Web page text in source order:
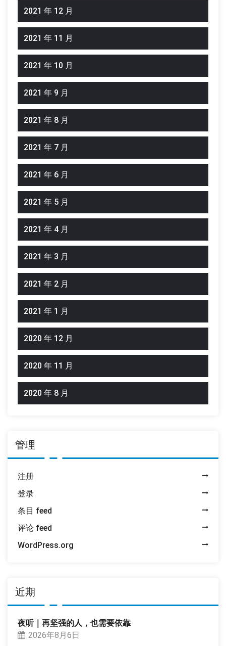
2021 年 12 月
2021 年 11 月
2021 年 10 月
2021 年 9 月
2021 年 8 月
2021 年 7 月
2021 年 6 月
2021 年 5 月
2021 年 4 月
2021 年 3 月
2021 年 2 月
2021 年 1 月
2020 年 12 月
2020 年 11 月
2020 年 8 月
管理
注册
登录
条目 feed
评论 feed
WordPress.org
近期
夜听｜再坚强的人，也需要依靠
2026年8月6日